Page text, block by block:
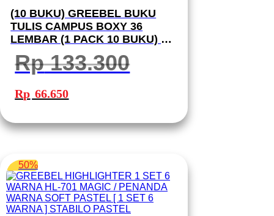
(10 BUKU) GREEBEL BUKU
TULIS CAMPUS BOXY 36
LEMBAR (1 PACK 10 BUKU) B5
36-11 SCHOOL BOOK I BUKU
TULIS GREEBEL
Rp133.300
Harga
aslinya
adalah:
Rp 66.650ini
50%